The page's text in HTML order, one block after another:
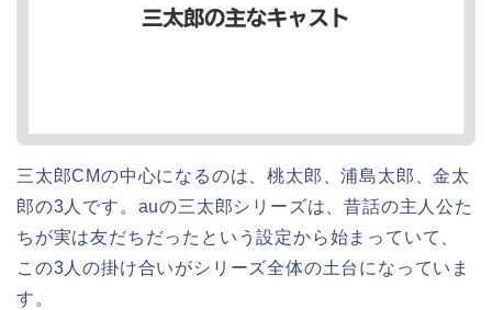
三太郎CMの中心になるのは、桃太郎、浦島太郎、金太
郎の3人です。auの三太郎シリーズは、昔話の主人公た
ちが実は友だちだったという設定から始まっていて、
この3人の掛け合いがシリーズ全体の土台になっていま
す。